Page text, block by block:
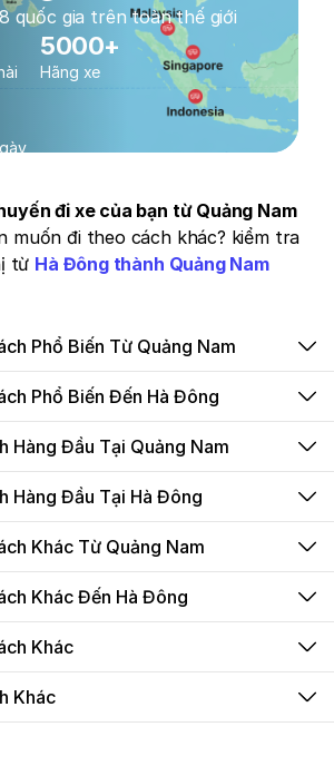
quốc gia trên toàn thế giới
5000+
Hãng xe
đi xe của bạn từ Quảng Nam
muốn đi theo cách khác? kiểm tra
từ Hà Đông thành Quảng Nam
Phổ Biến Từ Quảng Nam
Phổ Biến Đến Hà Đông
Hàng Đầu Tại Quảng Nam
Hàng Đầu Tại Hà Đông
Khác Từ Quảng Nam
Khác Đến Hà Đông
Khác
Khác